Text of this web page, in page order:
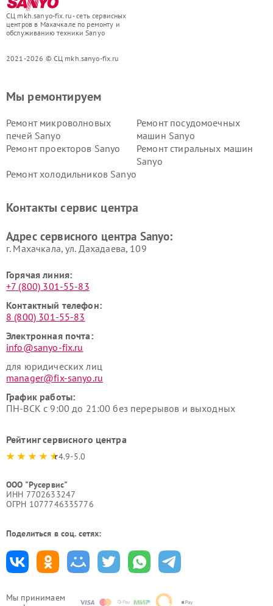
СЦ mkh.sanyo-fix.ru - сеть сервисных
центров в Махачкале по ремонту и
обслуживанию техники Sanyo
2021-2026 © СЦ mkh.sanyo-fix.ru
Мы принимаем
Мы ремонтируем
Ремонт микроволновых
печей Sanyo
Ремонт посудомоечных
машин Sanyo
Ремонт проекторов Sanyo
Ремонт стиральных машин
Sanyo
Ремонт холодильников Sanyo
Контакты сервис центра
Адрес сервисного центра Sanyo:
г. Махачкала, ул. Дахадаева, 109
Горячая линия:
+7 (800) 301-55-83
Контактный телефон:
8 (800) 301-55-83
Электронная почта:
info@sanyo-fix.ru
для юридических лиц
manager@fix-sanyo.ru
График работы:
ПН-ВСК с 9:00 до 21:00 без перерывов и выходных
Рейтинг сервисного центра
4.9-5.0
ООО "Русервис"
ИНН 7702633247
ОГРН 1077746335776
Поделиться в соц. сетях: